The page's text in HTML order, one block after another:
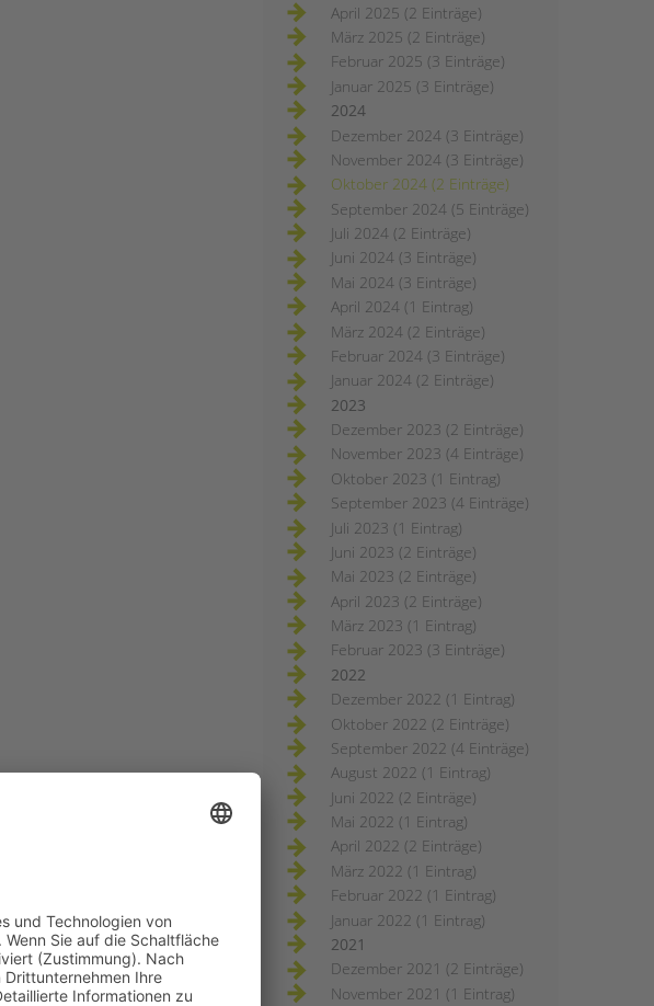
April 2025 (2 Einträge)
März 2025 (2 Einträge)
Februar 2025 (3 Einträge)
Januar 2025 (3 Einträge)
2024
Dezember 2024 (3 Einträge)
November 2024 (3 Einträge)
Oktober 2024 (2 Einträge)
September 2024 (5 Einträge)
Juli 2024 (2 Einträge)
Juni 2024 (3 Einträge)
Mai 2024 (3 Einträge)
April 2024 (1 Eintrag)
März 2024 (2 Einträge)
Februar 2024 (3 Einträge)
Januar 2024 (2 Einträge)
2023
Dezember 2023 (2 Einträge)
November 2023 (4 Einträge)
Oktober 2023 (1 Eintrag)
September 2023 (4 Einträge)
Juli 2023 (1 Eintrag)
Juni 2023 (2 Einträge)
Mai 2023 (2 Einträge)
April 2023 (2 Einträge)
März 2023 (1 Eintrag)
Februar 2023 (3 Einträge)
2022
Dezember 2022 (1 Eintrag)
Oktober 2022 (2 Einträge)
September 2022 (4 Einträge)
August 2022 (1 Eintrag)
Juni 2022 (2 Einträge)
Mai 2022 (1 Eintrag)
April 2022 (2 Einträge)
März 2022 (1 Eintrag)
Februar 2022 (1 Eintrag)
Januar 2022 (1 Eintrag)
2021
Dezember 2021 (2 Einträge)
November 2021 (1 Eintrag)